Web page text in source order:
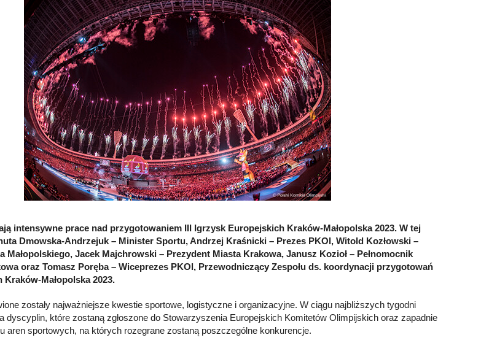
intensywne prace nad przygotowaniem III Igrzysk Europejskich Kraków-Małopolska 2023. W tej
Dmowska-Andrzejuk – Minister Sportu, Andrzej Kraśnicki – Prezes PKOl, Witold Kozłowski –
Małopolskiego, Jacek Majchrowski – Prezydent Miasta Krakowa, Janusz Kozioł – Pełnomocnik
oraz Tomasz Poręba – Wiceprezes PKOl, Przewodniczący Zespołu ds. koordynacji przygotowań
Małopolska 2023.
zostały najważniejsze kwestie sportowe, logistyczne i organizacyjne. W ciągu najbliższych tygodni
dyscyplin, które zostaną zgłoszone do Stowarzyszenia Europejskich Komitetów Olimpijskich oraz zapadnie
aren sportowych, na których rozegrane zostaną poszczególne konkurencje.